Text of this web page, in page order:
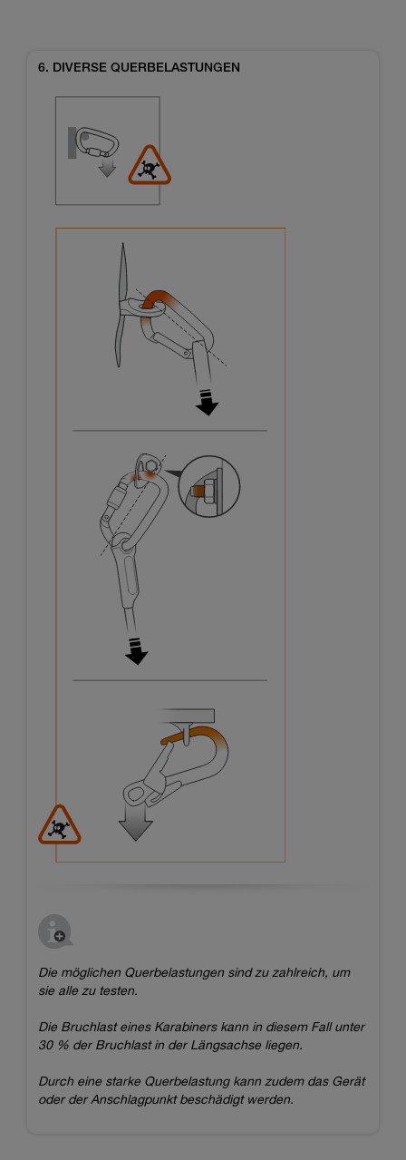
6. DIVERSE QUERBELASTUNGEN
Die möglichen Querbelastungen sind zu zahlreich, um
sie alle zu testen.
Die Bruchlast eines Karabiners kann in diesem Fall unter
30 % der Bruchlast in der Längsachse liegen.
Durch eine starke Querbelastung kann zudem das Gerät
oder der Anschlagpunkt beschädigt werden.